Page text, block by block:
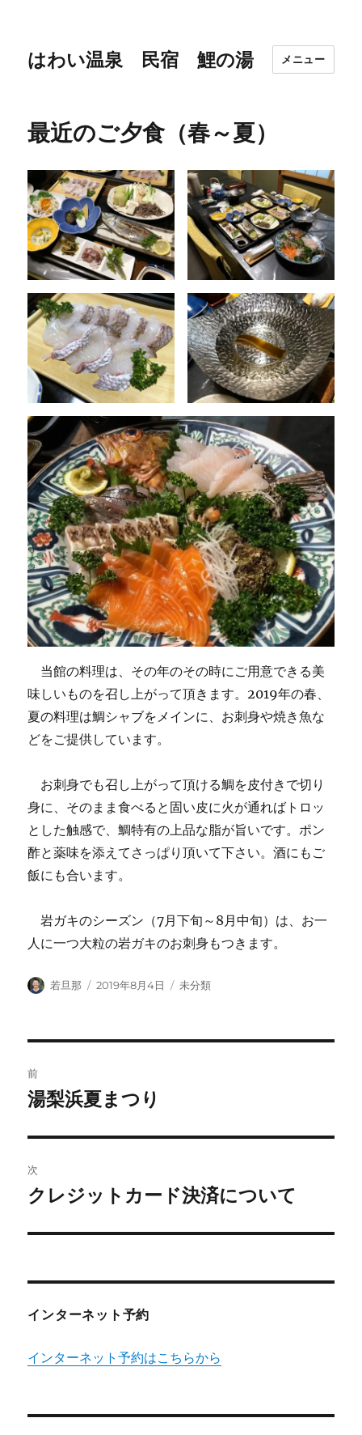
はわい温泉 民宿 鯉の湯 メニュー
最近のご夕食（春～夏）
当館の料理は、その年のその時にご用意できる美
味しいものを召し上がって頂きます。2019年の春、
夏の料理は鯛シャブをメインに、お刺身や焼き魚な
どをご提供しています。
お刺身でも召し上がって頂ける鯛を皮付きで切り
身に、そのまま食べると固い皮に火が通ればトロッ
とした触感で、鯛特有の上品な脂が旨いです。ポン
酢と薬味を添えてさっぱり頂いて下さい。酒にもご
飯にも合います。
岩ガキのシーズン（7月下旬～8月中旬）は、お一
人に一つ大粒の岩ガキのお刺身もつきます。
投
若旦那
投
2019年8月4日
カ
未分類
稿
ビ
ゲ
ー
前
前
投
稿:
湯梨浜夏まつり
次
次
投
クレジットカード決済について
インターネット予約
インターネット予約はこちらから